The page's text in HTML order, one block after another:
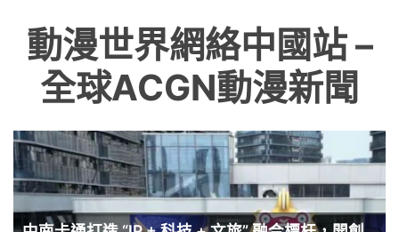
動漫世界網絡中國站 –
全球ACGN動漫新聞